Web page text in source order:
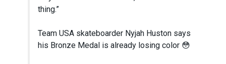
thing.”
Team USA skateboarder Nyjah Huston says
his Bronze Medal is already losing color 😳